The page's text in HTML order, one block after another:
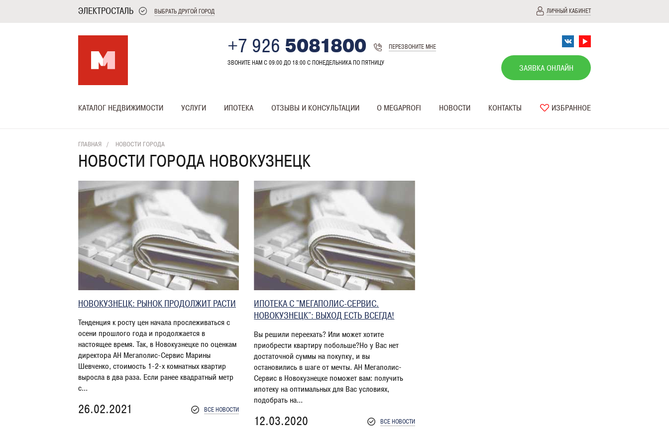
ЭЛЕКТРОСТАЛЬ ВЫБРАТЬ ДРУГОЙ ГОРОД ЛИЧНЫЙ КАБИНЕТ
+7 926 5081800
ПЕРЕЗВОНИТЕ МНЕ
ЗВОНИТЕ НАМ С 09:00 ДО 18:00 C ПОНЕДЕЛЬНИКА ПО ПЯТНИЦУ
ЗАЯВКА ОНЛАЙН
КАТАЛОГ НЕДВИЖИМОСТИ УСЛУГИ ИПОТЕКА ОТЗЫВЫ И КОНСУЛЬТАЦИИ О MEGAPROFI НОВОСТИ КОНТАКТЫ ИЗБРАННОЕ
ГЛАВНАЯ НОВОСТИ ГОРОДА
НОВОСТИ ГОРОДА НОВОКУЗНЕЦК
НОВОКУЗНЕЦК: РЫНОК ПРОДОЛЖИТ РАСТИ
Тенденция к росту цен начала прослеживаться с
осени прошлого года и продолжается в
настоящее время. Так, в Новокузнецке по оценкам
директора АН Мегаполис-Сервис Марины
Шевченко, стоимость 1-2-х комнатных квартир
выросла в два раза. Если ранее квадратный метр
с...
26.02.2021 ВСЕ НОВОСТИ
ИПОТЕКА С "МЕГАПОЛИС-СЕРВИС.
НОВОКУЗНЕЦК": ВЫХОД ЕСТЬ ВСЕГДА!
Вы решили переехать? Или может хотите
приобрести квартиру побольше?Но у Вас нет
достаточной суммы на покупку, и вы
остановились в шаге от мечты. АН Мегаполис-
Сервис в Новокузнецке поможет вам: получить
ипотеку на оптимальных для Вас условиях,
подобрать на...
12.03.2020 ВСЕ НОВОСТИ